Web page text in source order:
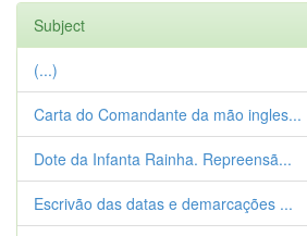
Subject
(...)
Carta do Comandante da mão ingles...
Dote da Infanta Rainha. Repreensã...
Escrivão das datas e demarcações ...